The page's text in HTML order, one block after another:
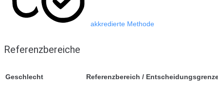
akkredierte Methode
Referenzbereiche
Geschlecht Referenzbereich /